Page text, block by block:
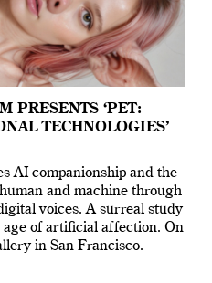
PRESENTS ‘PET:
TECHNOLOGIES’
AI companionship and the
and machine through
voices. A surreal study
of artificial affection. On
in San Francisco.